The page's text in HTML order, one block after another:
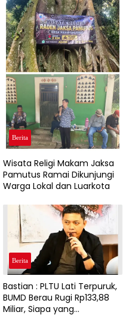
Berita
Wisata Religi Makam Jaksa
Pamutus Ramai Dikunjungi
Warga Lokal dan Luarkota
Berita
Bastian : PLTU Lati Terpuruk,
BUMD Berau Rugi Rp133,88
Miliar, Siapa yang